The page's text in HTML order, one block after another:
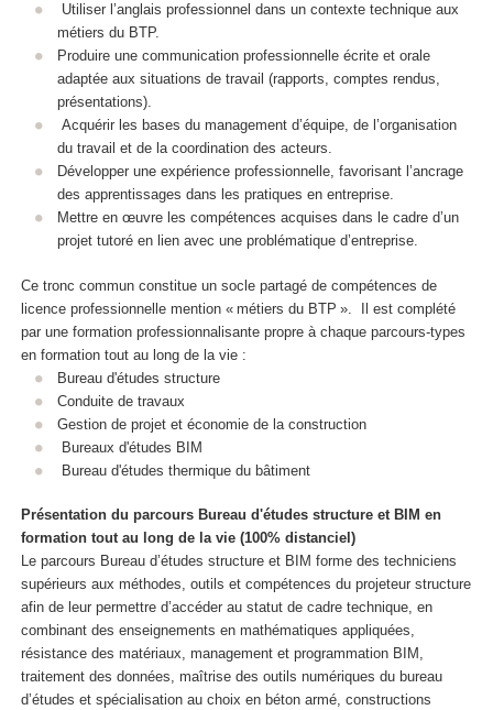
Utiliser l’anglais professionnel dans un contexte technique aux
métiers du BTP.
Produire une communication professionnelle écrite et orale
adaptée aux situations de travail (rapports, comptes rendus,
présentations).
Acquérir les bases du management d’équipe, de l’organisation
du travail et de la coordination des acteurs.
Développer une expérience professionnelle, favorisant l’ancrage
des apprentissages dans les pratiques en entreprise.
Mettre en œuvre les compétences acquises dans le cadre d’un
projet tutoré en lien avec une problématique d’entreprise.
Ce tronc commun constitue un socle partagé de compétences de
licence professionnelle mention « métiers du BTP ». Il est complété
par une formation professionnalisante propre à chaque parcours-types
en formation tout au long de la vie :
Bureau d'études structure
Conduite de travaux
Gestion de projet et économie de la construction
Bureaux d'études BIM
Bureau d'études thermique du bâtiment
Présentation du parcours Bureau d'études structure et BIM en
formation tout au long de la vie (100% distanciel)
Le parcours Bureau d’études structure et BIM forme des techniciens
supérieurs aux méthodes, outils et compétences du projeteur structure
afin de leur permettre d’accéder au statut de cadre technique, en
combinant des enseignements en mathématiques appliquées,
résistance des matériaux, management et programmation BIM,
traitement des données, maîtrise des outils numériques du bureau
d’études et spécialisation au choix en béton armé, constructions